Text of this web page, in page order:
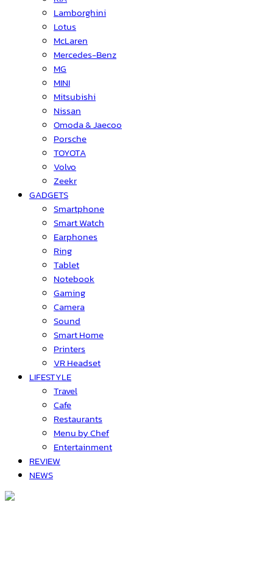
Lamborghini
Lotus
McLaren
Mercedes-Benz
MG
MINI
Mitsubishi
Nissan
Omoda & Jaecoo
Porsche
TOYOTA
Volvo
Zeekr
GADGETS
Smartphone
Smart Watch
Earphones
Ring
Tablet
Notebook
Gaming
Camera
Sound
Smart Home
Printers
VR Headset
LIFESTYLE
Travel
Cafe
Restaurants
Menu by Chef
Entertainment
REVIEW
NEWS